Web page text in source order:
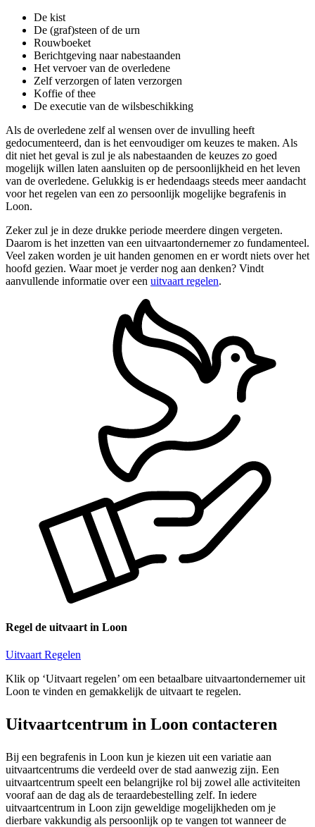
De kist
De (graf)steen of de urn
Rouwboeket
Berichtgeving naar nabestaanden
Het vervoer van de overledene
Zelf verzorgen of laten verzorgen
Koffie of thee
De executie van de wilsbeschikking
Als de overledene zelf al wensen over de invulling heeft
gedocumenteerd, dan is het eenvoudiger om keuzes te maken. Als
dit niet het geval is zul je als nabestaanden de keuzes zo goed
mogelijk willen laten aansluiten op de persoonlijkheid en het leven
van de overledene. Gelukkig is er hedendaags steeds meer aandacht
voor het regelen van een zo persoonlijk mogelijke begrafenis in
Loon.
Zeker zul je in deze drukke periode meerdere dingen vergeten.
Daarom is het inzetten van een uitvaartondernemer zo fundamenteel.
Veel zaken worden je uit handen genomen en er wordt niets over het
hoofd gezien. Waar moet je verder nog aan denken? Vindt
aanvullende informatie over een uitvaart regelen.
Regel de uitvaart in Loon
Uitvaart Regelen
Klik op ‘Uitvaart regelen’ om een betaalbare uitvaartondernemer uit
Loon te vinden en gemakkelijk de uitvaart te regelen.
Uitvaartcentrum in Loon contacteren
Bij een begrafenis in Loon kun je kiezen uit een variatie aan
uitvaartcentrums die verdeeld over de stad aanwezig zijn. Een
uitvaartcentrum speelt een belangrijke rol bij zowel alle activiteiten
vooraf aan de dag als de teraardebestelling zelf. In iedere
uitvaartcentrum in Loon zijn geweldige mogelijkheden om je
dierbare vakkundig als persoonlijk op te vangen tot wanneer de